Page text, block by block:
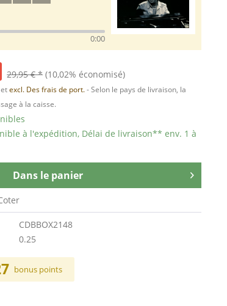
0:00
29,95 € * (10,02% économisé)
etexcl. Des frais de port.- Selon le pays de livraison, la
à la caisse.
à l'expédition, Délai de livraison** env. 1 à
Dans le panier
CDBBOX2148
0.25
bonus points